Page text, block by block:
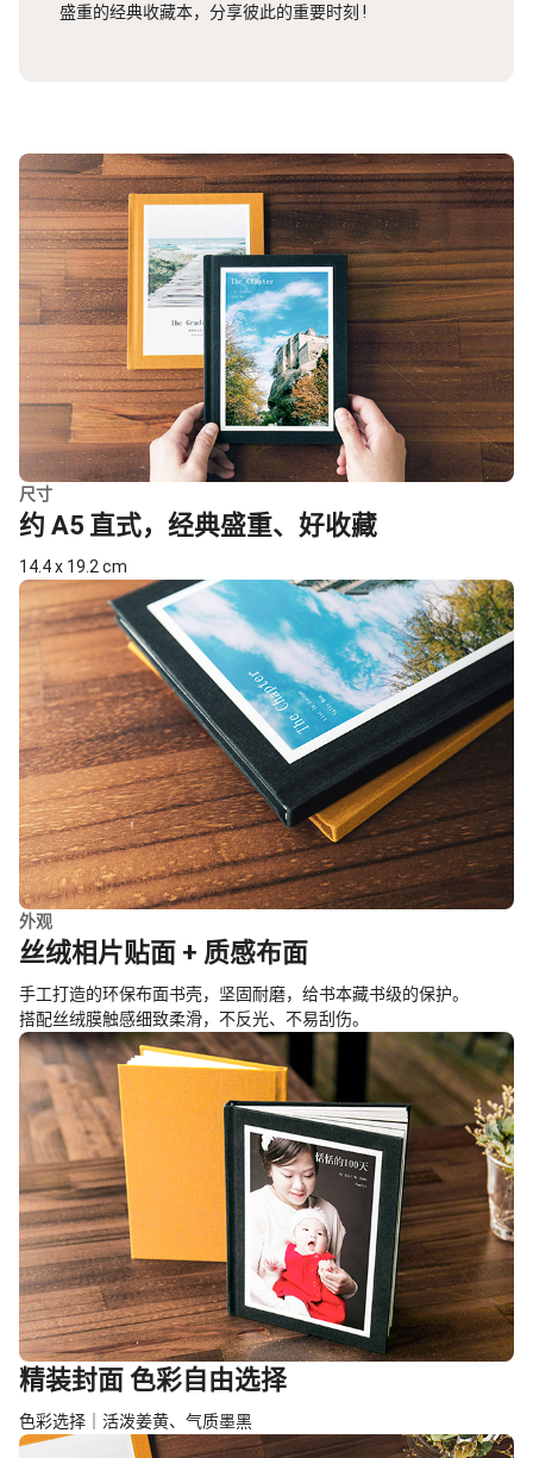
盛重的经典收藏本，分享彼此的重要时刻 !
尺寸
约 A5 直式，经典盛重、好收藏
14.4 x 19.2 cm
外观
丝绒相片贴面 + 质感布面
手工打造的环保布面书壳，坚固耐磨，给书本藏书级的保护。
搭配丝绒膜触感细致柔滑，不反光、不易刮伤。
精装封面 色彩自由选择
色彩选择｜活泼姜黄、气质墨黑